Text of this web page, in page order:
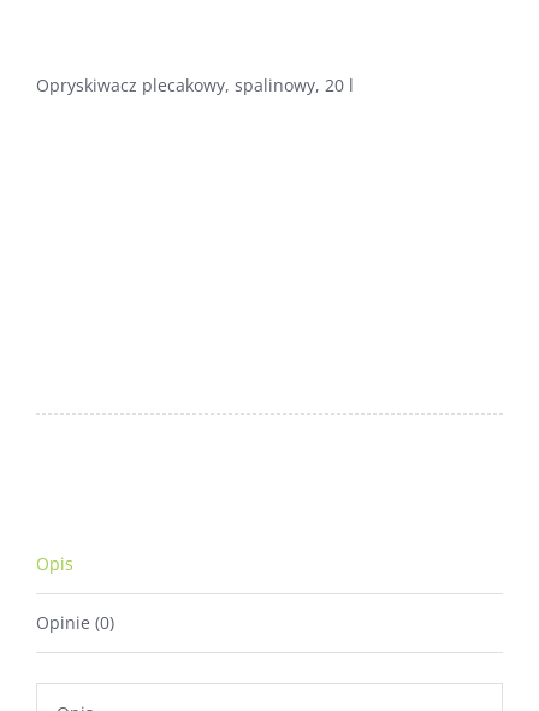
Opryskiwacz plecakowy, spalinowy, 20 l
Opis
Opinie (0)